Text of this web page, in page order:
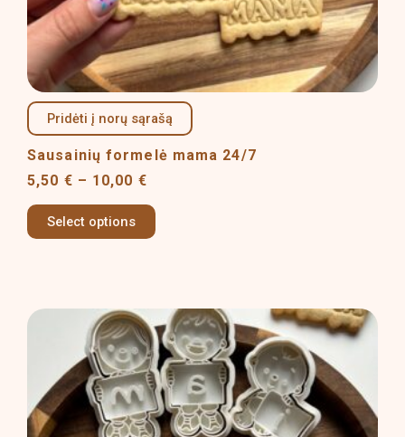
Pridėti į norų sąrašą
Sausainių formelė mama 24/7
5,50 € – 10,00 €
Select options
product
page
Price
range:
12,00 €
through
21,00 €
This
product
has
multiple
variants.
The